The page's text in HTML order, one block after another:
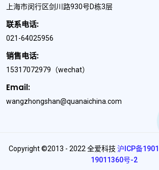
上海市闵行区剑川路930号D栋3层
联系电话:
021-64025956
销售电话:
15317072979 （wechat）
Email:
wangzhongshan@quanaichina.com
Copyright ©2013 - 2022 全爱科技 沪ICP备
19011360号-2